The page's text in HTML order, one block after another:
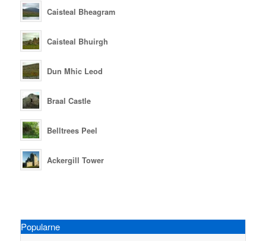
Caisteal Bheagram
Caisteal Bhuirgh
Dun Mhic Leod
Braal Castle
Belltrees Peel
Ackergill Tower
Popularne